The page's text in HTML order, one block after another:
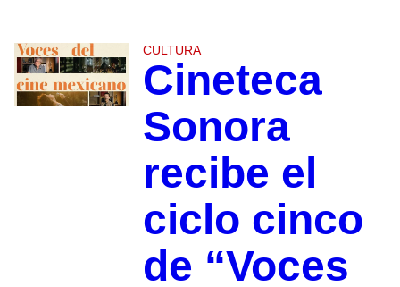
CULTURA
Cineteca
Sonora
recibe el
ciclo cinco
de “Voces